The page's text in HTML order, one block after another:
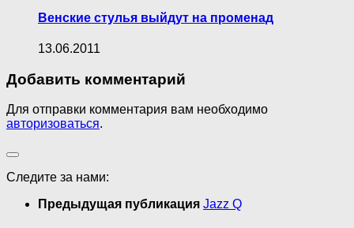
Венские стулья выйдут на променад
13.06.2011
Добавить комментарий
Для отправки комментария вам необходимо
авторизоваться.
Следите за нами:
Предыдущая публикация Jazz Q